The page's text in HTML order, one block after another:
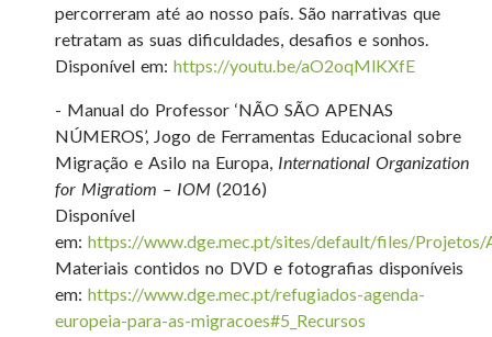
percorreram até ao nosso país. São narrativas que
retratam as suas dificuldades, desafios e sonhos.
Disponível em: https://youtu.be/aO2oqMlKXfE
- Manual do Professor ‘NÃO SÃO APENAS
NÚMEROS’, Jogo de Ferramentas Educacional sobre
Migração e Asilo na Europa, International Organization
for Migratiom – IOM (2016)
Disponível
em: https://www.dge.mec.pt/sites/default/files/Projetos/
Materiais contidos no DVD e fotografias disponíveis
em: https://www.dge.mec.pt/refugiados-agenda-
europeia-para-as-migracoes#5_Recursos